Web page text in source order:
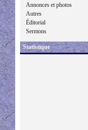
Annonces et photos
Autres
Éditorial
Sermons
Statistique